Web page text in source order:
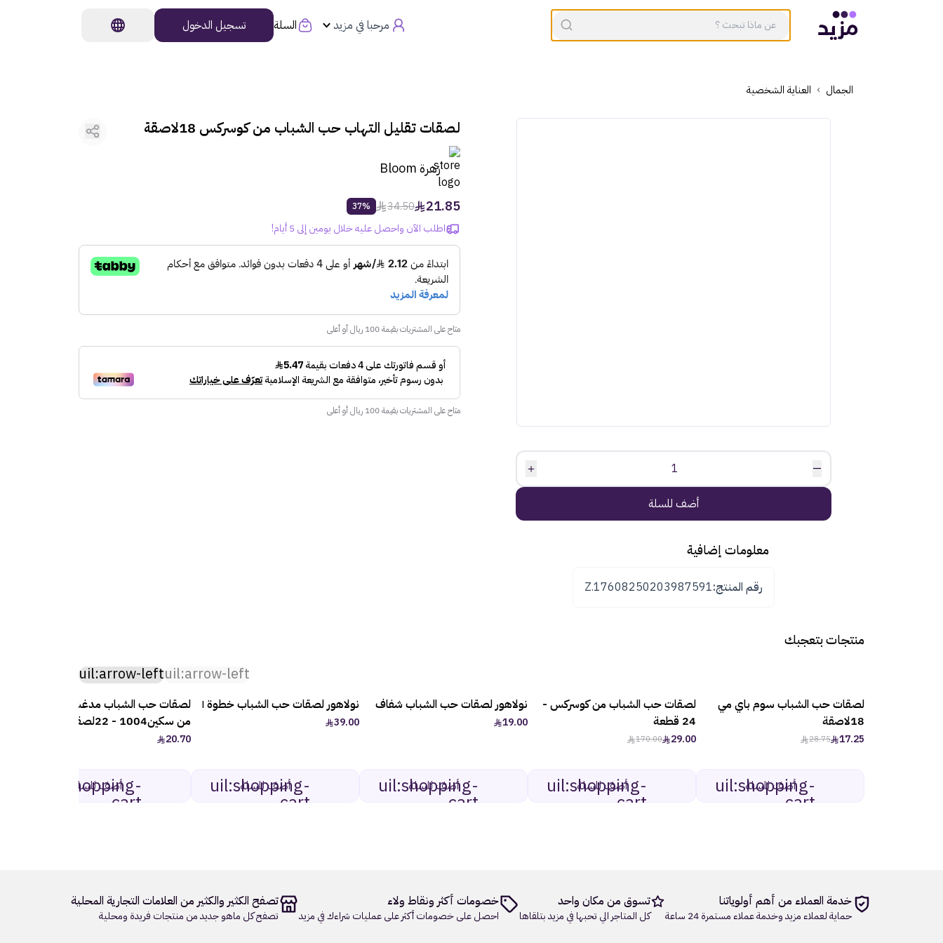
مرحبا في مزيد السلة تسجيل الدخول
الجمال العناية الشخصية
أضف للسلة
—
1
＋
معلومات إضافية
رقم المنتج:Z.17608250203987591
لصقات تقليل التهاب حب الشباب من كوسركس 18لاصقة
زهرة Bloom
21.85
34.50
37%
اطلب الآن واحصل عليه خلال يومين إلى 5 أيام!
متاح على المشتريات بقيمة 100 ريال أو أعلى
متاح على المشتريات بقيمة 100 ريال أو أعلى
منتجات بتعجبك
uil:arrow-left
uil:arrow-left
-40%لصقات حب الشباب سوم باي مي
18لاصقة
17.25
28.75
uil:shopping-
cart
أضف للسلة
mdi:tag-
outline
عرض ما يتفوت -83%
لصقات حب الشباب من كوسركس -
24 قطعة
29.00
170.00
uil:shopping-
cart
أضف للسلة
نولاهور لصقات حب الشباب شفاف
19.00
uil:shopping-
cart
أضف للسلة
نولاهور لصقات حب الشباب خطوة ١
39.00
uil:shopping-
cart
أضف للسلة
لصقات حب الشباب مدغشقر سينتيلا
من سكين1004 - 22لصقه
20.70
uil:shopping-
cart
أضف للسلة
خدمة العملاء من أهم أولوياتنا
حماية لعملاء مزيد وخدمة عملاء مستمرة 24 ساعة
تسوق من مكان واحد
كل المتاجر الي تحبها في مزيد بتلقاها
خصومات أكثر ونقاط ولاء
احصل على خصومات أكثر على عمليات شراءك في مزيد
تصفح الكثير والكثير من العلامات التجارية المحلية
تصفح كل ماهو جديد من منتجات فريدة ومحلية